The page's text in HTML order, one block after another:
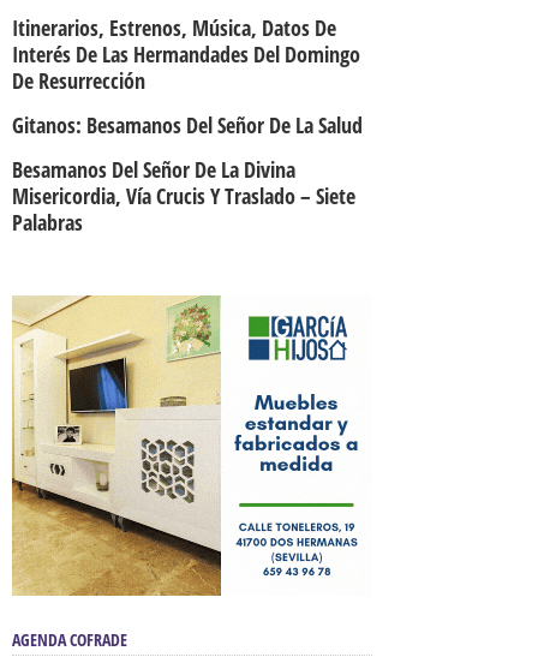
Itinerarios, Estrenos, Música, Datos De
Interés De Las Hermandades Del Domingo
De Resurrección
Gitanos: Besamanos Del Señor De La Salud
Besamanos Del Señor De La Divina
Misericordia, Vía Crucis Y Traslado – Siete
Palabras
AGENDA COFRADE